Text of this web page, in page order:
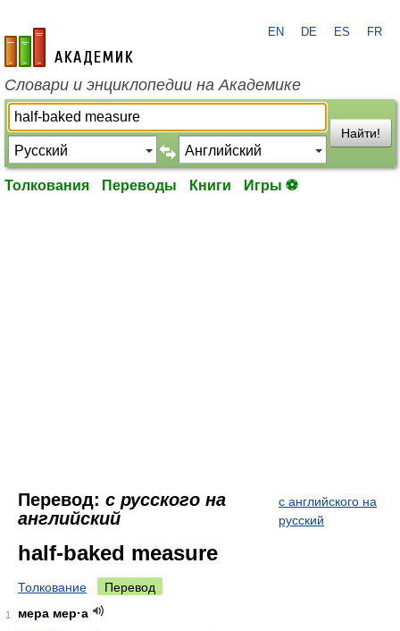
academic.ru
EN DE ES FR
Словари и энциклопедии на Академике
Найти!
Толкования Переводы Книги Игры ⚽
Перевод: с русского на
английский
с английского на
русский
half-baked measure
Толкование Перевод
1
мера мер·а